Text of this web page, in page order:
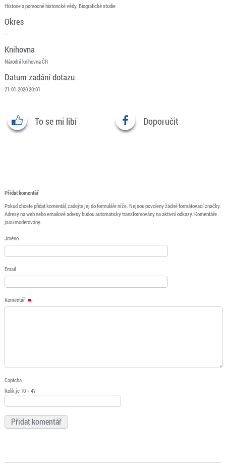
Historie a pomocné historické vědy. Biografické studie
Okres
--
Knihovna
Národní knihovna ČR
Datum zadání dotazu
21.01.2020 20:01
To se mi líbí Doporučit
Přidat komentář
Pokud chcete přidat komentář, zadejte jej do formuláře níže. Nejsou povoleny žádné formátovací značky.
Adresy na web nebo emailové adresy budou automaticky transformovány na aktivní odkazy. Komentáře
jsou moderovány.
Jméno
Email
Komentář
Captcha
Kolik je 10 + 4?